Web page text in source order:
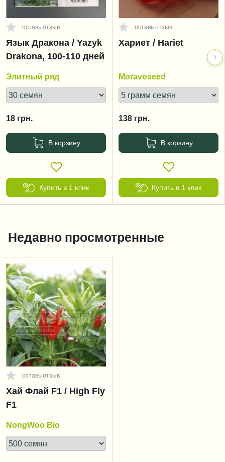
оставь отзыв
Язык Дракона / Yazyk
Drakona, 100-110 дней
Элитный ряд
18 грн.
В корзину
Купить в 1 клик
оставь отзыв
Хариет / Hariet
Moravoseed
138 грн.
В корзину
Купить в 1 клик
Недавно просмотренные
оставь отзыв
Хай Флай F1 / High Fly
F1
NongWoo Bio